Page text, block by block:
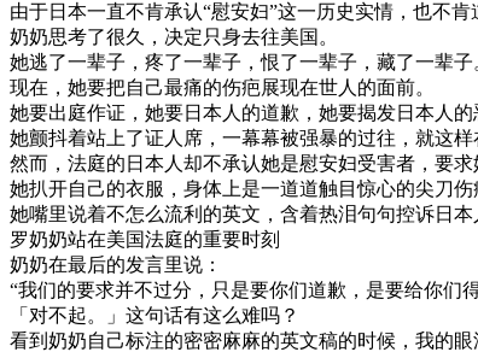
由于日本一直不肯承认“慰安妇”这一历史实情，也不
奶奶思考了很久，决定只身去往美国。
她逃了一辈子，疼了一辈子，恨了一辈子，藏了一辈子
现在，她要把自己最痛的伤疤展现在世人的面前。
她要出庭作证，她要日本人的道歉，她要揭发日本人的
她颤抖着站上了证人席，一幕幕被强暴的过往，就这
然而，法庭的日本人却不承认她是慰安妇受害者，要
她扒开自己的衣服，身体上是一道道触目惊心的尖刀伤
她嘴里说着不怎么流利的英文，含着热泪句句控诉日本
罗奶奶站在美国法庭的重要时刻
奶奶在最后的发言里说：
“我们的要求并不过分，只是要你们道歉，是要给你
「对不起。」这句话有这么难吗？
看到奶奶自己标注的密密麻麻的英文稿的时候，我的眼